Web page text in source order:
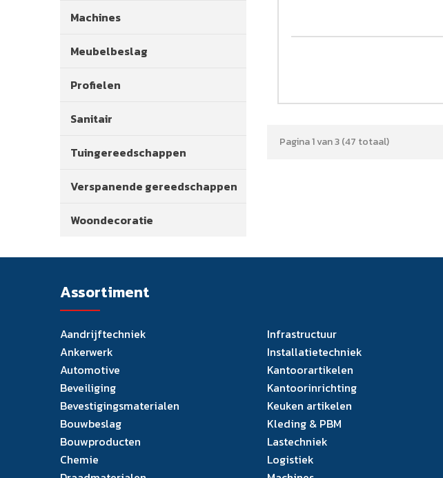
Machines
Meubelbeslag
Profielen
Sanitair
Tuingereedschappen
Verspanende gereedschappen
Woondecoratie
Pagina 1 van 3 (47 totaal)
Assortiment
Aandrijftechniek
Ankerwerk
Automotive
Beveiliging
Bevestigingsmaterialen
Bouwbeslag
Bouwproducten
Chemie
Infrastructuur
Installatietechniek
Kantoorartikelen
Kantoorinrichting
Keuken artikelen
Kleding & PBM
Lastechniek
Logistiek